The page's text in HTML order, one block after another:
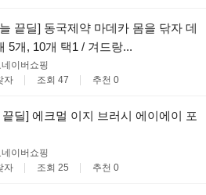
끝딜] 동국제약 마데카 몸을 닦자 데
5개, 10개 택1 / 겨드랑...
네이버쇼핑
자 조회 47 추천 0
끝딜] 에크멀 이지 브러시 에이에이 포
네이버쇼핑
자 조회 25 추천 0